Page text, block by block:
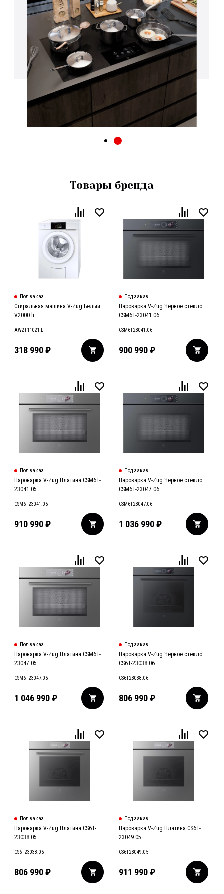
Товары бренда
Под заказ
Стиральная машина V-Zug Белый
V2000 li
AW2T-11021 L
318 990₽
Под заказ
Пароварка V-Zug Черное стекло
CSM6T-23041.06
CSM6T-23041.06
900 990 ₽
Под заказ
Пароварка V-Zug Платина CSM6T-
23041.05
CSM6T-23041.05
910 990₽
Под заказ
Пароварка V-Zug Черное стекло
CSM6T-23047.06
CSM6T-23047.06
1 036 990 ₽
Под заказ
Пароварка V-Zug Платина CSM6T-
23047.05
CSM6T-23047.05
1 046 990₽
Под заказ
Пароварка V-Zug Черное стекло
CS6T-23038.06
CS6T-23038.06
806 990 ₽
Под заказ
Пароварка V-Zug Платина CS6T-
23038.05
CS6T-23038.05
806 990₽
Под заказ
Пароварка V-Zug Платина CS6T-
23049.05
CS6T-23049.05
911 990 ₽